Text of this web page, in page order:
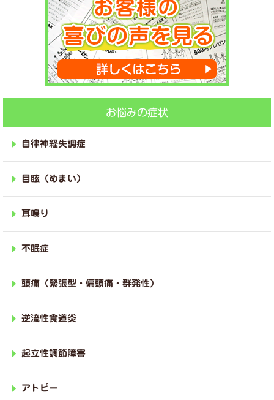
お悩みの症状
自律神経失調症
目眩（めまい）
耳鳴り
不眠症
頭痛（緊張型・偏頭痛・群発性）
逆流性食道炎
起立性調節障害
アトピー